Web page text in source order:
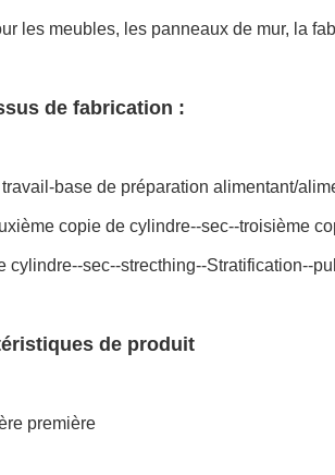
les meubles, les panneaux de mur, la
de fabrication :
base de préparation alimentant/
copie de cylindre--sec--troisième
cylindre--sec--strecthing--Stratification--
de produit
première